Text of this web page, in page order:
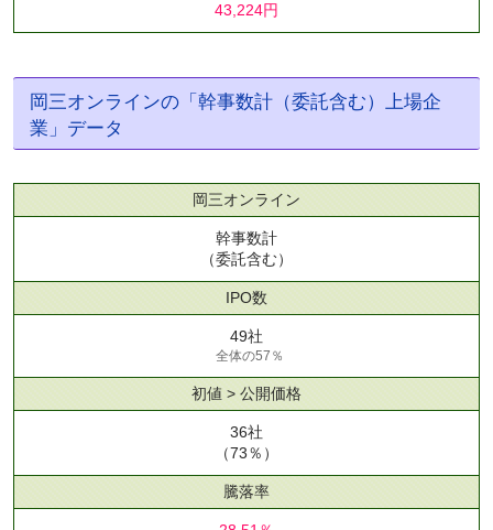
43,224円
岡三オンラインの「幹事数計（委託含む）上場企
業」データ
岡三オンライン
幹事数計
（委託含む）
IPO数
49社
全体の57％
初値 > 公開価格
36社
（73％）
騰落率